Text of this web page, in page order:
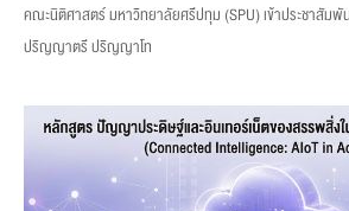
คณะนิติศาสตร์ มหาวิทยาลัยศรีปทุม (SPU) เข้าประชาสัม
ปริญญาตรี ปริญญาโท